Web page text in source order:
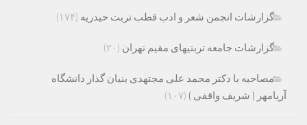
گزارشات انجمن شعر و ادب قطب تربت حیدریه (۱۷۴)
گزارشات جامعه تربتیهای مقیم تهران (۲۰)
مصاحبه با دکتر محمد علی مجتهدی بنیان گذار دانشگاه
آریامهر ( شریف واقفی ) (۱۰۷)